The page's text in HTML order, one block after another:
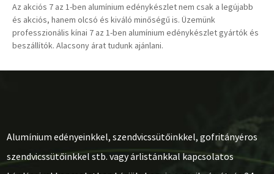
Az akciós 7 az 1-ben alumínium edénykészlet nem csak a legújabb
és akciós, hanem olcsó és kiváló minőségű is. Üzemünk
professzionális kínai 7 az 1-ben alumínium edénykészlet gyártók és
beszállítók. Alacsony árat tudunk ajánlani.
Alumínium edényeinkkel, szendvicssütőinkkel, gofritányéros
szendvicssütőinkkel stb. vagy árlistánkkal kapcsolatos